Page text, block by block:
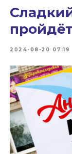
2024-08-20 07:19